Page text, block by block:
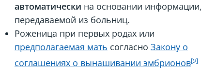
автоматически на основании информации,
передаваемой из больниц.
Роженица при первых родах или
предполагаемая мать согласно Закону о
соглашениях о вынашивании эмбрионов